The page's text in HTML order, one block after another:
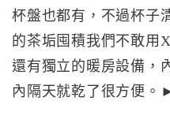
杯盤也都有，不過杯子
的茶垢囤積我們不敢用
還有獨立的暖房設備，
內隔天就乾了很方便。